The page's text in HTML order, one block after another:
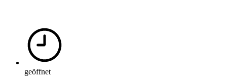
geöffnet